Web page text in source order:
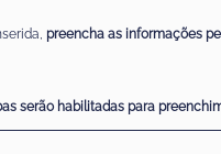
preencha as informações
serão habilitadas para